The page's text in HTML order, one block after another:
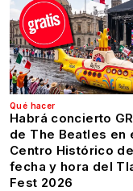
Qué hacer
Habrá concierto
de The Beatles en
Centro Histórico
fecha y hora del
Fest 2026